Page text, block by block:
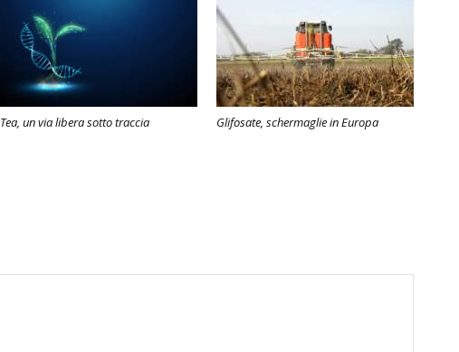
Tea, un via libera sotto traccia Glifosate, schermaglie in Europa